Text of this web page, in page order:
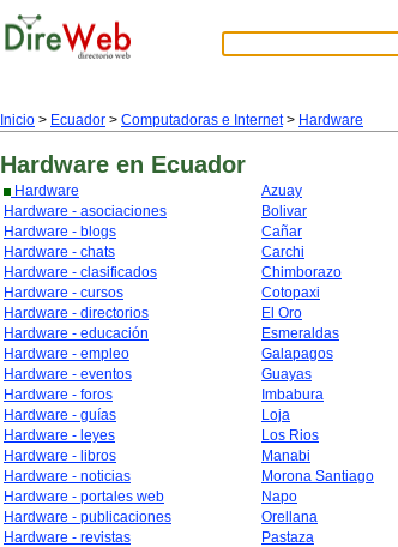
Inicio > Ecuador > Computadoras e Internet> Hardware
Hardware en Ecuador
Hardware
Hardware - asociaciones
Hardware - blogs
Hardware - chats
Hardware - clasificados
Hardware - cursos
Hardware - directorios
Hardware - educación
Hardware - empleo
Hardware - eventos
Hardware - foros
Hardware - guías
Hardware - leyes
Hardware - libros
Hardware - noticias
Hardware - portales web
Hardware - publicaciones
Hardware - revistas
Azuay
Bolivar
Cañar
Carchi
Chimborazo
Cotopaxi
El Oro
Esmeraldas
Galapagos
Guayas
Imbabura
Loja
Los Rios
Manabi
Morona Santiago
Napo
Orellana
Pastaza